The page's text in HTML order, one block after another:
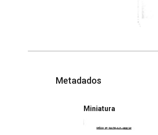
Metadados
Miniatura